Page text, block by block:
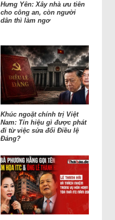
Hưng Yên: Xây nhà ưu tiên
cho công an, còn người
dân thì làm ngơ
Khúc ngoặt chính trị Việt
Nam: Tín hiệu gì được phát
đi từ việc sửa đổi Điều lệ
Đảng?